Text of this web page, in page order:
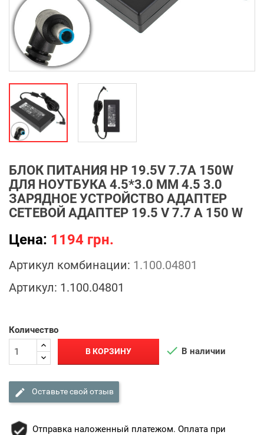
БЛОК ПИТАНИЯ HP 19.5V 7.7A 150W
ДЛЯ НОУТБУКА 4.5*3.0 ММ 4.5 3.0
ЗАРЯДНОЕ УСТРОЙСТВО АДАПТЕР
СЕТЕВОЙ АДАПТЕР 19.5 V 7.7 A 150 W
Цена: 1194 грн.
Артикул комбинации: 1.100.04801
Артикул: 1.100.04801
Количество
В КОРЗИНУ  В наличии
Оставьте свой отзыв
Отправка наложенный платежом. Оплата при